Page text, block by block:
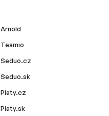
Arnold
Teamio
Seduo.cz
Seduo.sk
Platy.cz
Platy.sk